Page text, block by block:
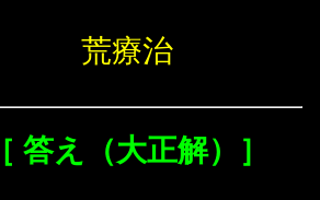
荒療治
［ 答え（大正解）］